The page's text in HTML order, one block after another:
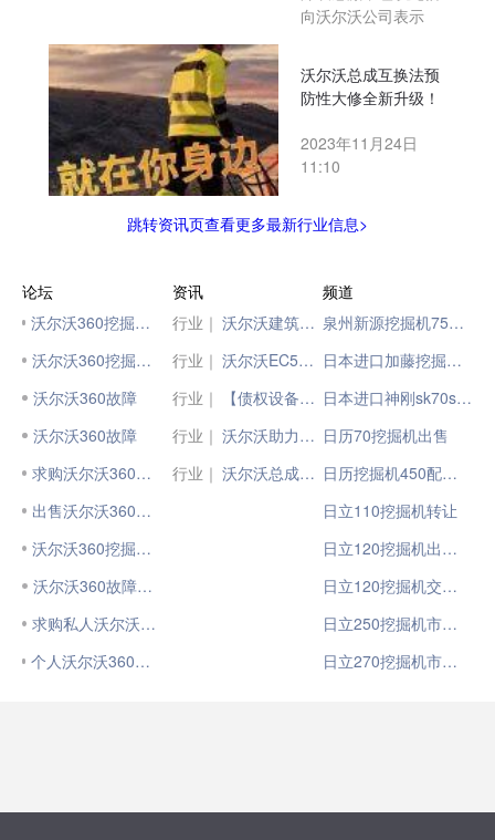
向沃尔沃公司表示
沃尔沃总成互换法预
防性大修全新升级！
2023年11月24日
11:10
跳转资讯页查看更多最新行业信息>
论坛
沃尔沃360挖掘机故障，求高手
沃尔沃360挖掘机保养
沃尔沃360故障
沃尔沃360故障
求购沃尔沃360挖掘机
出售沃尔沃360挖掘机
沃尔沃360挖掘机速度慢
沃尔沃360故障图标
求购私人沃尔沃360挖掘机
个人沃尔沃360挖掘机省油省钱
资讯
行业｜
沃尔沃建筑设备发布全新20-36吨级履带式挖掘机产品，“国四”家族再添新员
行业｜
沃尔沃EC500电动挖掘机 | 电驱“净”界，“沃”动未来
行业｜
【债权设备信息公示】沃尔沃EC350D挖掘机，交易有风险！
行业｜
沃尔沃助力00后小将登顶世界技能之巅
行业｜
沃尔沃总成互换法预防性大修全新升级！
频道
泉州新源挖掘机75出售
日本进口加藤挖掘机512图片
日本进口神刚sk70sr挖掘机
日历70挖掘机出售
日历挖掘机450配件专卖
日立110挖掘机转让
日立120挖掘机出售二手
日立120挖掘机交易市场
日立250挖掘机市场价
日立270挖掘机市场价